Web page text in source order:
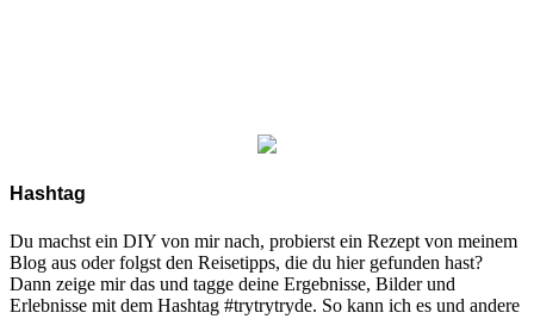
Hashtag
Du machst ein DIY von mir nach, probierst ein Rezept von meinem
Blog aus oder folgst den Reisetipps, die du hier gefunden hast?
Dann zeige mir das und tagge deine Ergebnisse, Bilder und
Erlebnisse mit dem Hashtag #trytrytryde. So kann ich es und andere